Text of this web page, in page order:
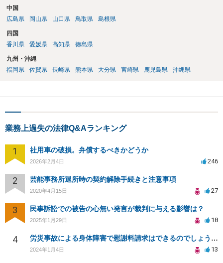
中国
広島県
岡山県 山口県 鳥取県 島根県
四国
香川県
愛媛県 高知県 徳島県
九州・沖縄
福岡県
佐賀県 長崎県 熊本県 大分県 宮崎県 鹿児島県 沖縄県
業務上過失の法律Q&Aランキング
1 社用車の破損。弁償するべきかどうか
2026年2月4日 246
2 芸能事務所退所時の契約解除手続きと注意事項
2020年4月15日 27
3 民事訴訟での被告の心無い発言が裁判に与える影響は？
2025年1月29日 18
4 労災事故による身体障害で慰謝料請求はできるのでしょうか？
2024年1月4日 13